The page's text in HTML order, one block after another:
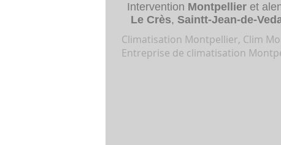
Intervention Montpellieret
Le Crès, Saintt-Jean-de-
Climatisation Montpellier, Clim
Entreprise de climatisation